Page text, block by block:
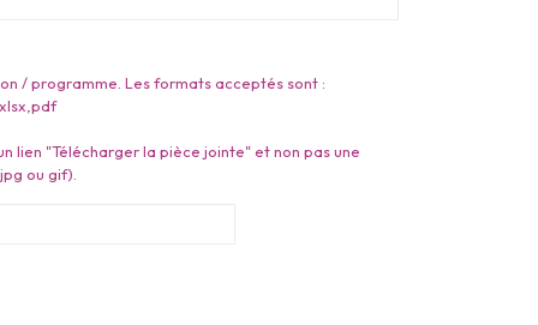
/ programme. Les formats acceptés sont :
lien "Télécharger la pièce jointe" et non pas une
ou gif).